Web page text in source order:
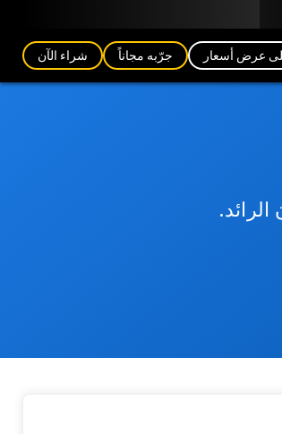
عرض أسعار جرّبه مجاناً شراء الآن